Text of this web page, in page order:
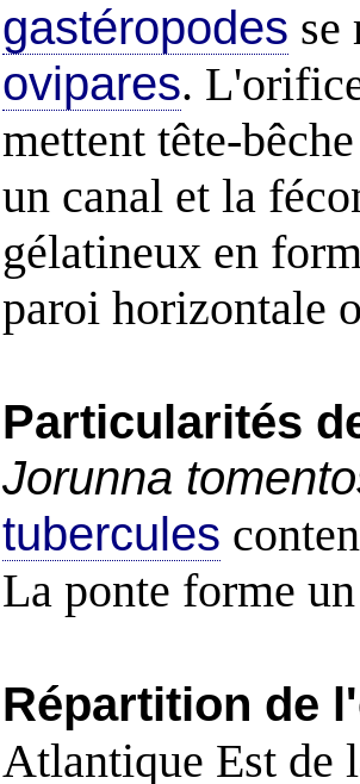
gastéropodes se
ovipares.
mettent tête-
un canal et la
gélatineux en
paroi horizontale
Particularités
Jorunna
tubercules
La ponte forme
Répartition de
Atlantique Est de